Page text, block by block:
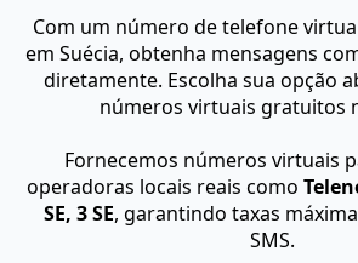
Com um número de telefone
em Suécia, obtenha mensagens
diretamente. Escolha sua opção
números virtuais gratuitos
Fornecemos números virtuais
operadoras locais reais como
SE, 3 SE, garantindo taxas
SMS.